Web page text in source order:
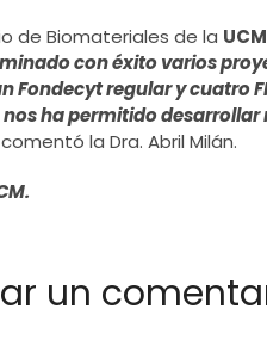
de Biomateriales de la UCM
con éxito varios
Fondecyt regular y cuatro
ha permitido desarrollar
comentó la Dra. Abril Milán.
un